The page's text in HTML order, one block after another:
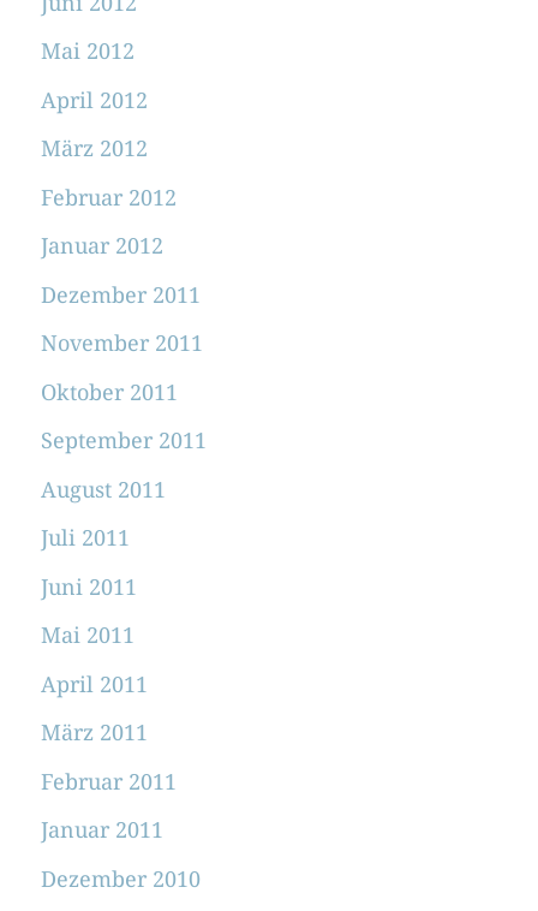
Mai 2012
April 2012
März 2012
Februar 2012
Januar 2012
Dezember 2011
November 2011
Oktober 2011
September 2011
August 2011
Juli 2011
Juni 2011
Mai 2011
April 2011
März 2011
Februar 2011
Januar 2011
Dezember 2010